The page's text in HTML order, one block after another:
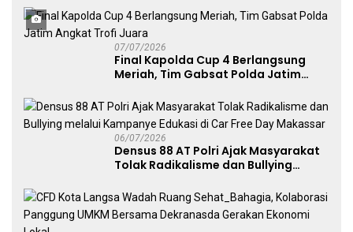
Penggunaan Senjata Api
07/07/2026
Final Kapolda Cup 4 Berlangsung
Meriah, Tim Gabsat Polda Jatim
06/07/2026
Densus 88 AT Polri Ajak Masyarakat
Tolak Radikalisme dan Bullying
Free Day Makassar